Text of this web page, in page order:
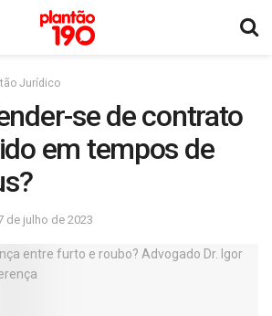
Jurídico
se de contrato
em tempos de
de julho de 2023